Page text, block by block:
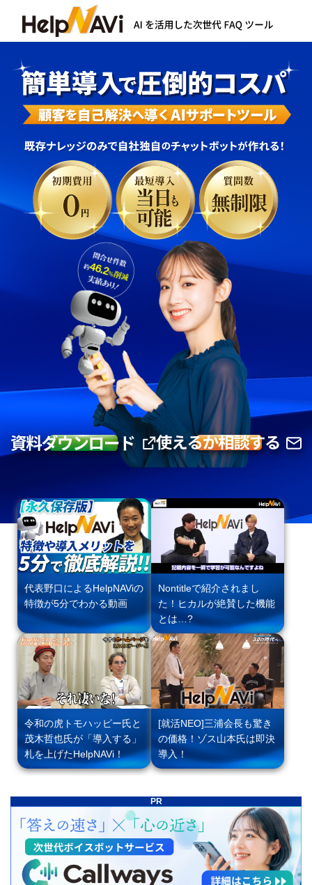
代表野口によるHelpNAViの
特徴が5分でわかる動画
Nontitleで紹介されまし
た！ヒカルが絶賛した機能
とは…?
令和の虎トモハッピー氏と
茂木哲也氏が「導入する」
札を上げたHelpNAVi！
[就活NEO]三浦会長も驚き
の価格！ゾス山本氏は即決
導入！
PR